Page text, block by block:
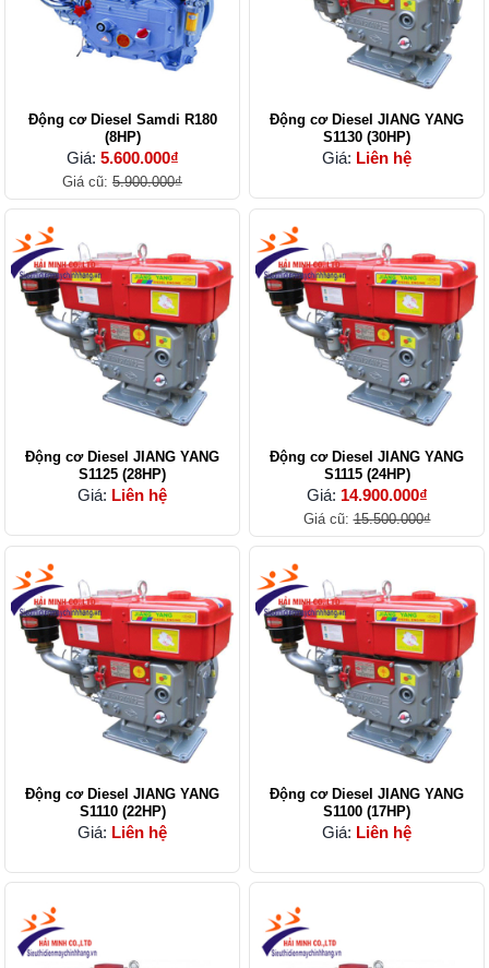
Động cơ Diesel Samdi R180
(8HP)
Giá: 5.600.000₫
Giá cũ: 5.900.000₫
Động cơ Diesel JIANG YANG
S1130 (30HP)
Giá: Liên hệ
Động cơ Diesel JIANG YANG
S1125 (28HP)
Giá: Liên hệ
Động cơ Diesel JIANG YANG
S1115 (24HP)
Giá: 14.900.000₫
Giá cũ:15.500.000₫
Động cơ Diesel JIANG YANG
S1110 (22HP)
Giá: Liên hệ
Động cơ Diesel JIANG YANG
S1100 (17HP)
Giá: Liên hệ